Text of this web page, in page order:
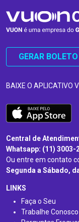
GERAR BOLETO
BAIXE O APLICATIVO
Central de
Whatsapp: (11) 3003-
Ou entre em contato
Segunda a Sábado,
LINKS
Faça o Seu
Trabalhe Conosco